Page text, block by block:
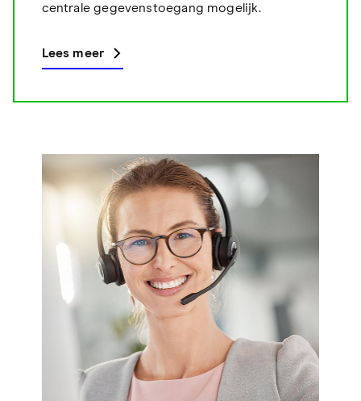
centrale gegevenstoegang mogelijk.
Lees meer